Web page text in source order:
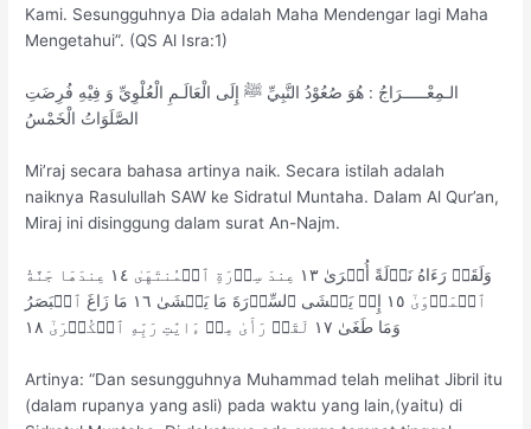
Kami. Sesungguhnya Dia adalah Maha Mendengar lagi Maha
Mengetahui”. (QS Al Isra:1)
الـمِعْـــــرَاجُ : هُوَ صُعُوْدُ النَّبِيِّ ﷺ إِلَى الْعَالَـمِ الْعُلْوِيِّ وَ فِيْهِ فُرِضَتِ
الصَّلَوَاتُ الْخَمْسُ
Mi’raj secara bahasa artinya naik. Secara istilah adalah
naiknya Rasulullah SAW ke Sidratul Muntaha. Dalam Al Qur’an,
Miraj ini disinggung dalam surat An-Najm.
وَلَقَدۡ رَءَاهُ نَزۡلَةً أُخۡرَىٰ ١٣ عِندَ سِدۡرَةِ ٱلۡمُنتَهَىٰ ١٤ عِندَهَا جَنَّةُ
ٱلۡمَأۡوَىٰٓ ١٥ إِذۡ يَغۡشَى ٱلسِّدۡرَةَ مَا يَغۡشَىٰ ١٦ مَا زَاغَ ٱلۡبَصَرُ
وَمَا طَغَىٰ ١٧ لَقَدۡ رَأَىٰ مِنۡ ءَايَٰتِ رَبِّهِ ٱلۡكُبۡرَىٰٓ ١٨
Artinya: “Dan sesungguhnya Muhammad telah melihat Jibril itu
(dalam rupanya yang asli) pada waktu yang lain,(yaitu) di